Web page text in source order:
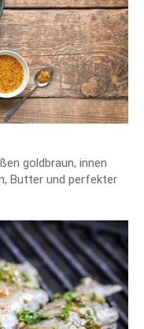
goldbraun, innen
Butter und perfekter